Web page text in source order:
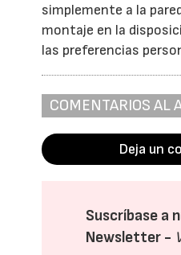
simplemente a la
montaje en la
las preferencias
COMENTARIOS AL
Deja un
Suscríbase a
Newsletter -